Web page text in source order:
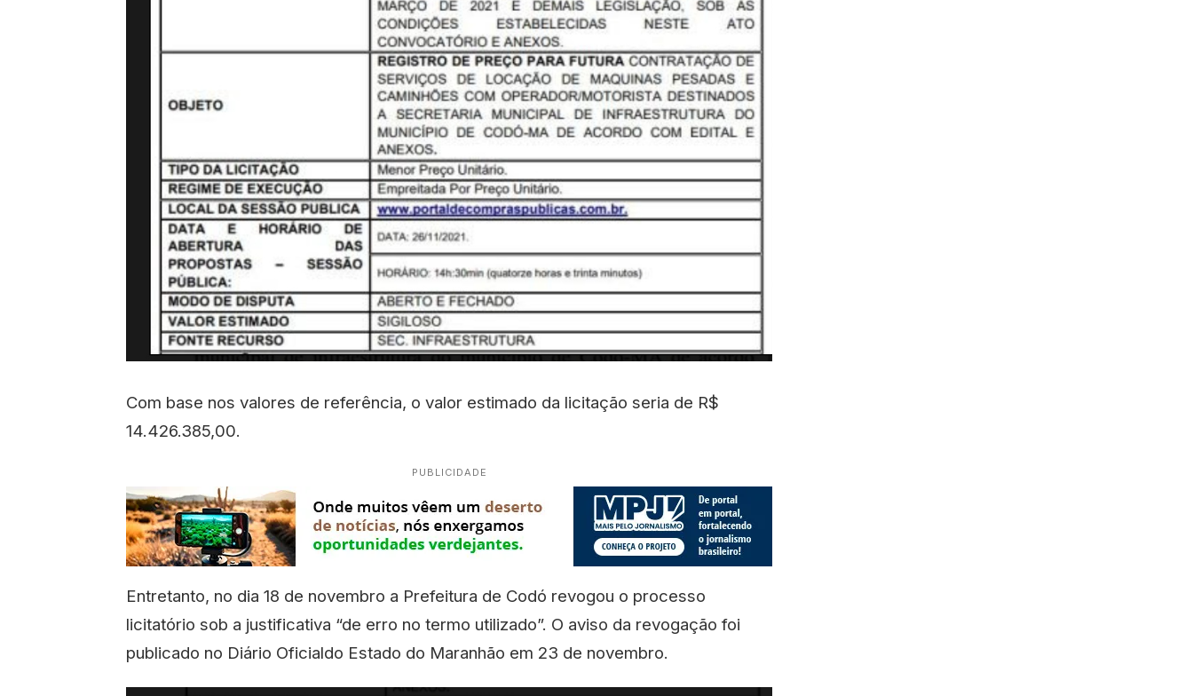
Com base nos valores de referência, o valor estimado da licitação seria de R$
14.426.385,00.
PUBLICIDADE
Entretanto, no dia 18 de novembro a Prefeitura de Codó revogou o processo
licitatório sob a justificativa “de erro no termo utilizado”. O aviso da revogação foi
publicado no Diário Oficialdo Estado do Maranhão em 23 de novembro.